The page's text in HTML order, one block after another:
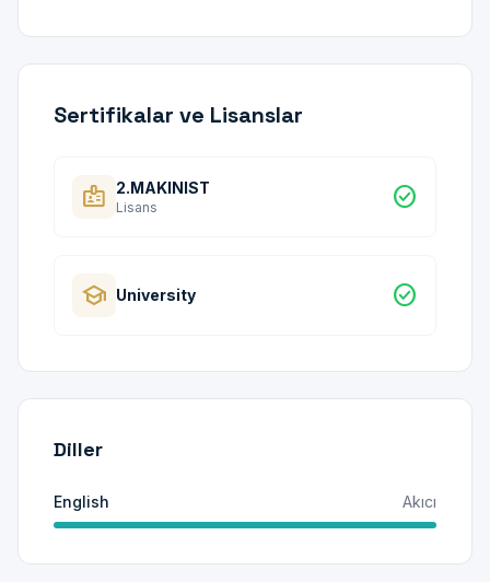
Sertifikalar ve Lisanslar
badge 2.MAKINIST
Lisans check_circle
school University check_circle
Diller
English Akıcı